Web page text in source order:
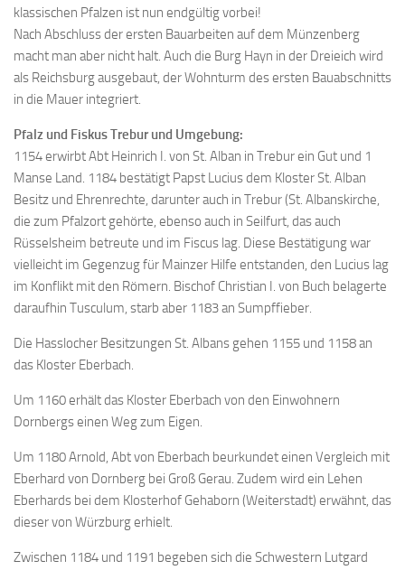
klassischen Pfalzen ist nun endgültig vorbei!
Nach Abschluss der ersten Bauarbeiten auf dem Münzenberg
macht man aber nicht halt. Auch die Burg Hayn in der Dreieich wird
als Reichsburg ausgebaut, der Wohnturm des ersten Bauabschnitts
in die Mauer integriert.
Pfalz und Fiskus Trebur und Umgebung:
1154 erwirbt Abt Heinrich I. von St. Alban in Trebur ein Gut und 1
Manse Land. 1184 bestätigt Papst Lucius dem Kloster St. Alban
Besitz und Ehrenrechte, darunter auch in Trebur (St. Albanskirche,
die zum Pfalzort gehörte, ebenso auch in Seilfurt, das auch
Rüsselsheim betreute und im Fiscus lag. Diese Bestätigung war
vielleicht im Gegenzug für Mainzer Hilfe entstanden, den Lucius lag
im Konflikt mit den Römern. Bischof Christian I. von Buch belagerte
daraufhin Tusculum, starb aber 1183 an Sumpffieber.
Die Hasslocher Besitzungen St. Albans gehen 1155 und 1158 an
das Kloster Eberbach.
Um 1160 erhält das Kloster Eberbach von den Einwohnern
Dornbergs einen Weg zum Eigen.
Um 1180 Arnold, Abt von Eberbach beurkundet einen Vergleich mit
Eberhard von Dornberg bei Groß Gerau. Zudem wird ein Lehen
Eberhards bei dem Klosterhof Gehaborn (Weiterstadt) erwähnt, das
dieser von Würzburg erhielt.
Zwischen 1184 und 1191 begeben sich die Schwestern Lutgard